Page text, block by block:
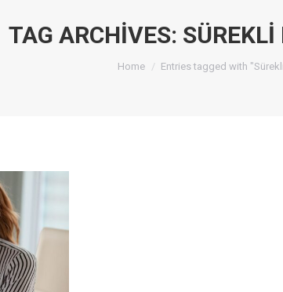
TAG ARCHIVES:
You are here:
Home Entries tagged with